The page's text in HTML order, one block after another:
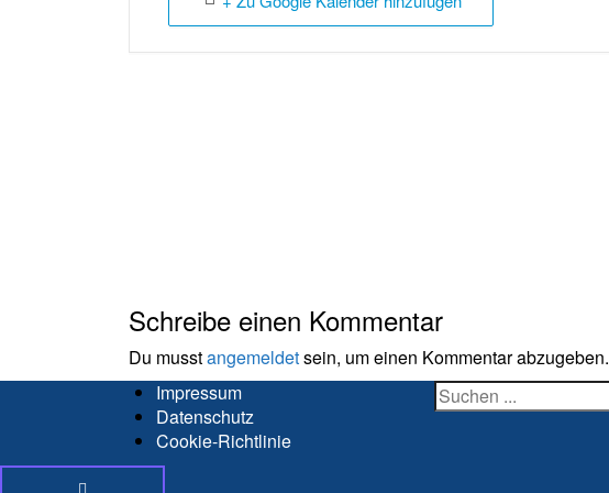
Schreibe einen Kommentar
Du musstangemeldetsein, um einen Kommentar abzugeben.
Impressum
Datenschutz
Cookie-Richtlinie
Suchen